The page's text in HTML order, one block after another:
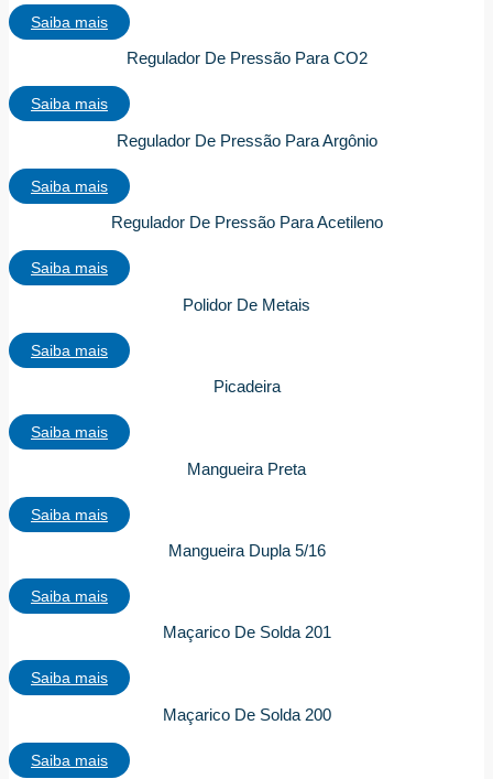
Saiba mais
Regulador De Pressão Para CO2
Saiba mais
Regulador De Pressão Para Argônio
Saiba mais
Regulador De Pressão Para Acetileno
Saiba mais
Polidor De Metais
Saiba mais
Picadeira
Saiba mais
Mangueira Preta
Saiba mais
Mangueira Dupla 5/16
Saiba mais
Maçarico De Solda 201
Saiba mais
Maçarico De Solda 200
Saiba mais